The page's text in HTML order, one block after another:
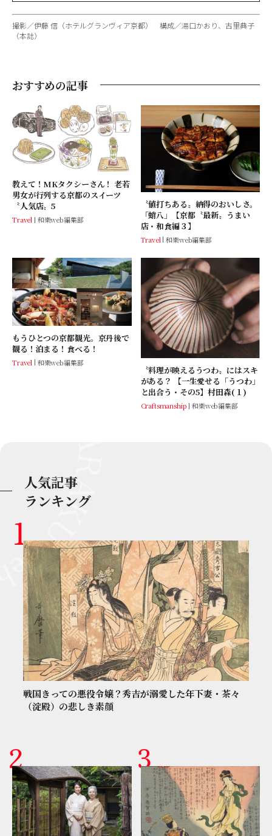
撮影／伊藤 信（ホテルグランヴィア京都） 構成／湯口かおり、古里典子
（本誌）
おすすめの記事
教えて！MKタクシーさん！ 老若
男女が行列する京都のスイーツ
〝人気店〟5
Travel 和樂web編集部
〝値打ちある〟納得のおいしさ。
「蛸八」【京都〝最新〟うまい
店・和食編３】
Travel 和樂web編集部
もうひとつの京都観光。京丹後で
観る！泊まる！食べる！
Travel 和樂web編集部
〝料理が映えるうつわ〟にはスキ
がある？ 【一生愛せる「うつわ」
と出合う・その5】村田森(１)
Craftsmanship 和樂web編集部
人気記事
ランキング
戦国きっての悪役令嬢？秀吉が溺愛した年下妻・茶々
（淀殿）の悲しき素顔